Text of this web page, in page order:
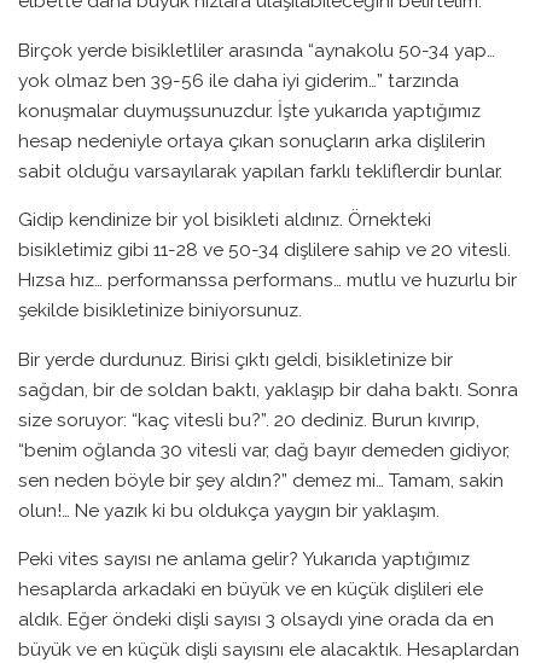
Birçok yerde bisikletliler arasında “aynakolu 50-34 yap…
yok olmaz ben 39-56 ile daha iyi giderim…” tarzında
konuşmalar duymuşsunuzdur. İşte yukarıda yaptığımız
hesap nedeniyle ortaya çıkan sonuçların arka dişlilerin
sabit olduğu varsayılarak yapılan farklı tekliflerdir bunlar.
Gidip kendinize bir yol bisikleti aldınız. Örnekteki
bisikletimiz gibi 11-28 ve 50-34 dişlilere sahip ve 20 vitesli.
Hızsa hız… performanssa performans… mutlu ve huzurlu bir
şekilde bisikletinize biniyorsunuz.
Bir yerde durdunuz. Birisi çıktı geldi, bisikletinize bir
sağdan, bir de soldan baktı, yaklaşıp bir daha baktı. Sonra
size soruyor: “kaç vitesli bu?”. 20 dediniz. Burun kıvırıp,
“benim oğlanda 30 vitesli var, dağ bayır demeden gidiyor,
sen neden böyle bir şey aldın?” demez mi… Tamam, sakin
olun!… Ne yazık ki bu oldukça yaygın bir yaklaşım.
Peki vites sayısı ne anlama gelir? Yukarıda yaptığımız
hesaplarda arkadaki en büyük ve en küçük dişlileri ele
aldık. Eğer öndeki dişli sayısı 3 olsaydı yine orada da en
büyük ve en küçük dişli sayısını ele alacaktık. Hesaplardan